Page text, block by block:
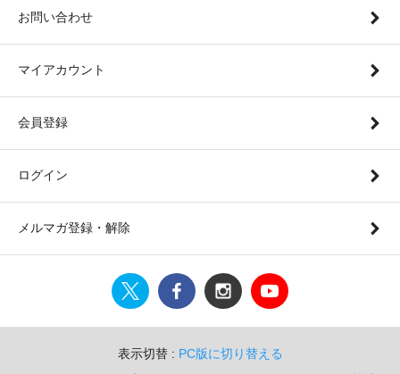
お問い合わせ
マイアカウント
会員登録
ログイン
メルマガ登録・解除
表示切替 : PC版に切り替える